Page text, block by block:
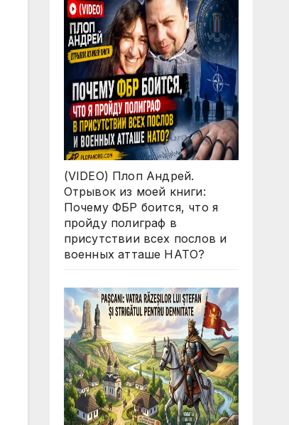
(VIDEO) Плоп Андрей.
Отрывок из моей книги:
Почему ФБР боится, что я
пройду полиграф в
присутствии всех послов и
военных атташе НАТО?